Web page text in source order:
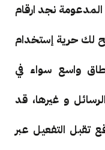
المدعومة نجد ارقام
لك حرية إستخدام
واسع سواء في
و غيرها، قد
تقبل التفعيل عبر